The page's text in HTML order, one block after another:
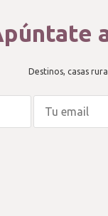
Destinos, casas